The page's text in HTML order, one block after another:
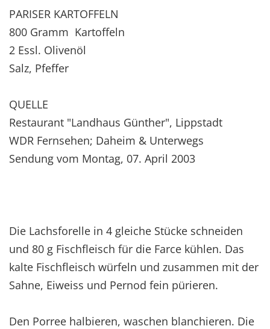
PARISER KARTOFFELN
800 Gramm Kartoffeln
2 Essl. Olivenöl
Salz, Pfeffer
QUELLE
Restaurant "Landhaus Günther", Lippstadt
WDR Fernsehen; Daheim & Unterwegs
Sendung vom Montag, 07. April 2003
Die Lachsforelle in 4 gleiche Stücke schneiden
und 80 g Fischfleisch für die Farce kühlen. Das
kalte Fischfleisch würfeln und zusammen mit der
Sahne, Eiweiss und Pernod fein pürieren.
Den Porree halbieren, waschen blanchieren. Die